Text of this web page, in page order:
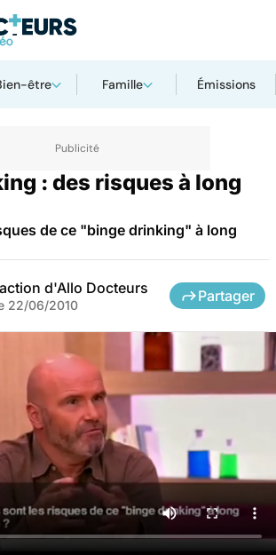
être Famille Émissions
Drogues et addictions
: des risques à long
de ce "binge drinking" à long
d'Allo Docteurs
22/06/2010
Partager